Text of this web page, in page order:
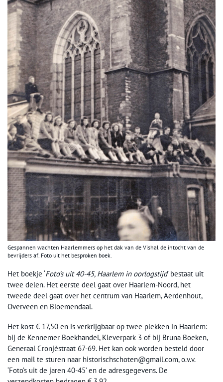
Gespannen wachten Haarlemmers op het dak van de Vishal de intocht van de
bevrijders af. Foto uit het besproken boek.
Het boekje ‘Foto’s uit 40-45, Haarlem in oorlogstijd’ bestaat uit
twee delen. Het eerste deel gaat over Haarlem-Noord, het
tweede deel gaat over het centrum van Haarlem, Aerdenhout,
Overveen en Bloemendaal.
Het kost € 17,50 en is verkrijgbaar op twee plekken in Haarlem:
bij de Kennemer Boekhandel, Kleverpark 3 of bij Bruna Boeken,
Generaal Cronjèstraat 67-69. Het kan ook worden besteld door
een mail te sturen naar historischschoten@gmail.com, o.v.v.
‘Foto’s uit de jaren 40-45’ en de adresgegevens. De